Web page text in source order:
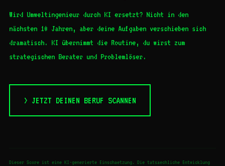
Wird Umweltingenieur durch KI ersetzt? Nicht in den
nächsten 10 Jahren, aber deine Aufgaben verschieben sich
dramatisch. KI übernimmt die Routine, du wirst zum
strategischen Berater und Problemlöser.
> JETZT DEINEN BERUF SCANNEN
Dieser Score ist eine KI-generierte Einschaetzung. Die tatsaechliche Entwicklung